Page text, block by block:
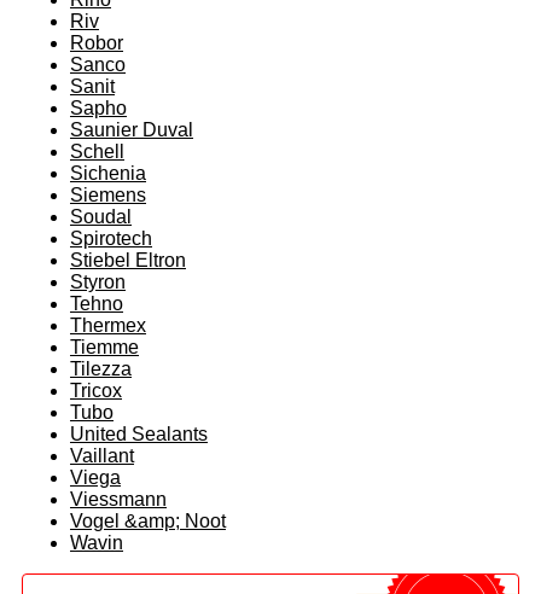
Riv
Robor
Sanco
Sanit
Sapho
Saunier Duval
Schell
Sichenia
Siemens
Soudal
Spirotech
Stiebel Eltron
Styron
Tehno
Thermex
Tiemme
Tilezza
Tricox
Tubo
United Sealants
Vaillant
Viega
Viessmann
Vogel &amp; Noot
Wavin